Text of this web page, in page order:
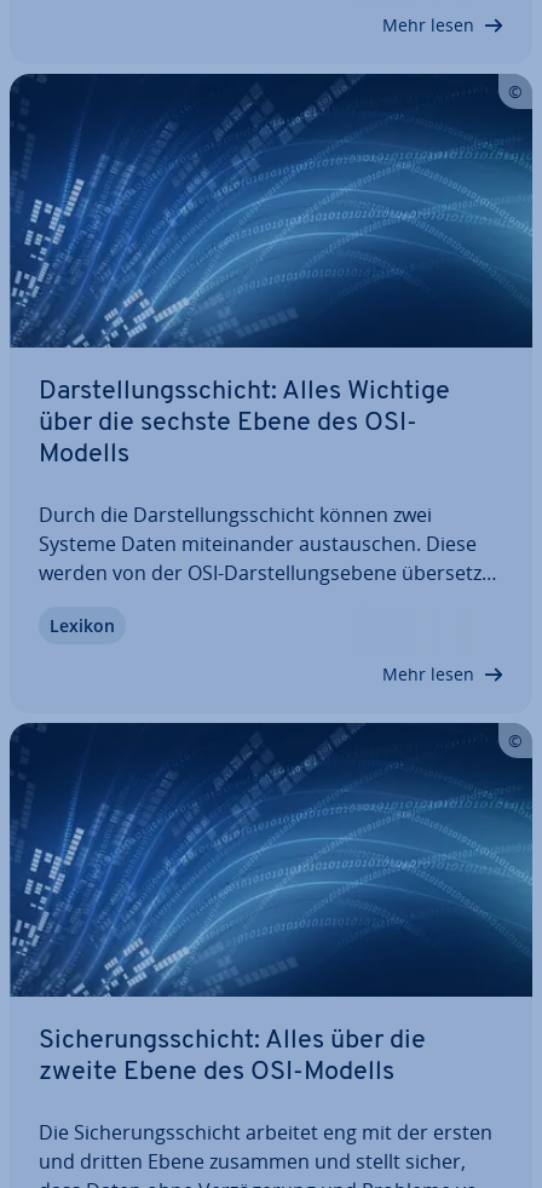
Mehr lesen
Dar­stel­lungs­schicht: Alles Wichtige
über die sechste Ebene des OSI-
Modells
Durch die Dar­stel­lungs­schicht können zwei
Systeme Daten mit­ein­an­der aus­tau­schen. Diese
werden von der OSI-Dar­stel­lungs­ebe­ne übersetzt
für die Kom­pres­si­on und Ver­schlüs­se­lung von
Lexikon
Mehr lesen
Si­che­rungs­schicht: Alles über die
zweite Ebene des OSI-Modells
Die Si­che­rungs­schicht arbeitet eng mit der ersten
und dritten Ebene zusammen und stellt sicher,